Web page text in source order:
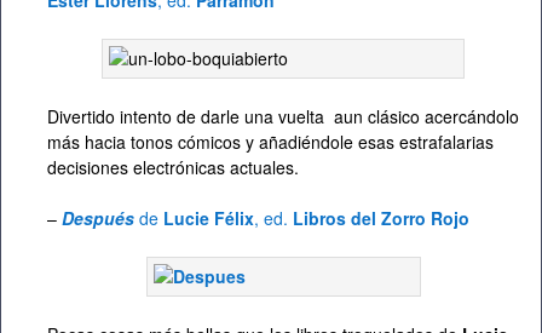
Divertido intento de darle una vuelta aun clásico acercándolo
más hacia tonos cómicos y añadiéndole esas estrafalarias
decisiones electrónicas actuales.
– Después de Lucie Félix, ed. Libros del Zorro Rojo